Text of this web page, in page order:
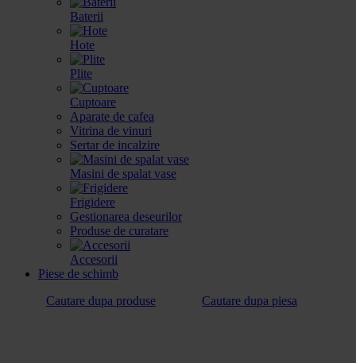
Baterii
Hote
Plite
Cuptoare
Aparate de cafea
Vitrina de vinuri
Sertar de incalzire
Masini de spalat vase
Frigidere
Gestionarea deseurilor
Produse de curatare
Accesorii
Piese de schimb
Cautare dupa produse
Cautare dupa piesa